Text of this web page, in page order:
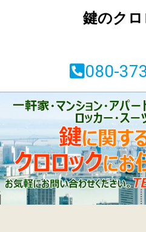
鍵のクロ
080-